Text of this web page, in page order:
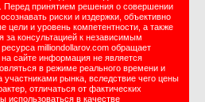
Перед принятием решения о совершении
риски и издержки, объективно
цели и уровень компетентности, а также
за консультацией к независимым
milliondollarov.com обращает
сайте информация не является
в режиме реального времени и
рынка, вследствие чего цены
отличаться от фактических
использоваться в качестве